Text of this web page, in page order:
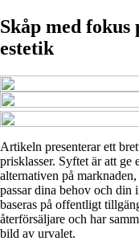
Skåp med
estetik
Artikeln presenterar ett
prisklasser. Syftet är att
alternativen på
passar dina behov och
baseras på offentligt
återförsäljare och har
bild av urvalet.